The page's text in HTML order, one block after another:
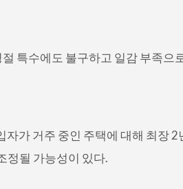
특수에도 불구하고 일감 부족으
가 거주 중인 주택에 대해 최장
정될 가능성이 있다.